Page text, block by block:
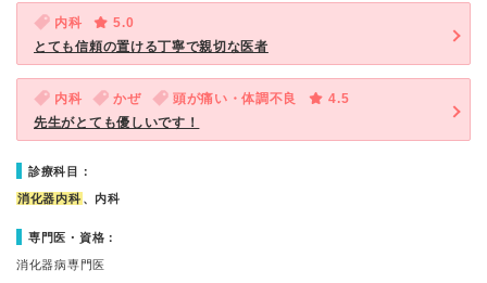
内科
5.0
とても信頼の置ける丁寧で親切な医者
内科 かぜ 頭が痛い・体調不良
4.5
先生がとても優しいです！
診療科目：
消化器内科 、内科
専門医・資格：
消化器病専門医